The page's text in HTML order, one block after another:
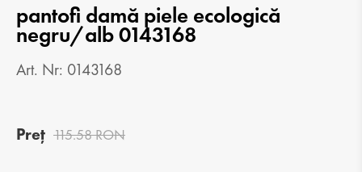
pantofi damă piele ecologică
negru/alb 0143168
Art. Nr: 0143168
Preț 115.58 RON